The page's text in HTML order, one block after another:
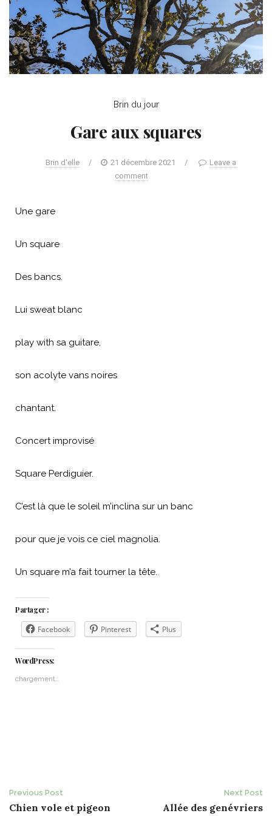
Brin du jour
Gare aux squares
Brin d'elle / 21 décembre 2021 /
Leave a
comment
Une gare
Un square
Des bancs.
Lui sweat blanc
play with sa guitare,
son acolyte vans noires
chantant.
Concert improvisé
Square Perdiguier.
C’est là que le soleil m’inclina sur un banc
pour que je vois ce ciel magnolia.
Un square m’a fait tourner la tête.
Partager :
Facebook Pinterest Plus
WordPress:
chargement…
Post
Previous Post
Chien vole et pigeon
Next Post
Allée des genévriers